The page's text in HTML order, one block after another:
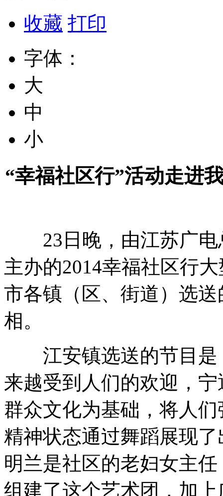
收藏 打印
字体：
大
中
小
“幸福社区行”活动走进
23日晚，由江苏广电
主办的2014幸福社区行
市各镇（区、街道）选
相。
江安镇选送的节目是
来越受到人们的欢迎，
群众文化为基础，将人
精神状态通过舞蹈展现
明兰是社区的老妇女主
组建了这个艺术团，加